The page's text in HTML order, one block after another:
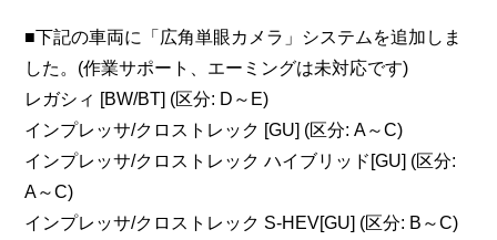
■下記の車両に「広角単眼カメラ」システムを追加しま
した。(作業サポート、エーミングは未対応です)
レガシィ [BW/BT] (区分: D～E)
インプレッサ/クロストレック [GU] (区分: A～C)
インプレッサ/クロストレック ハイブリッド[GU] (区分:
A～C)
インプレッサ/クロストレック S-HEV[GU] (区分: B～C)